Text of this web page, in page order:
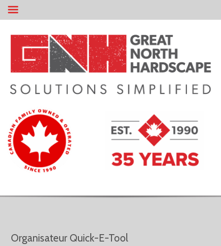
Organisateur Quick-E-Tool